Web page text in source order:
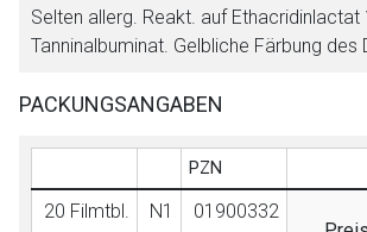
Selten allerg. Reakt. auf Ethacridinlactat
Tanninalbuminat. Gelbliche Färbung des
PACKUNGSANGABEN
PZN
20 Filmtbl. N1
01900332